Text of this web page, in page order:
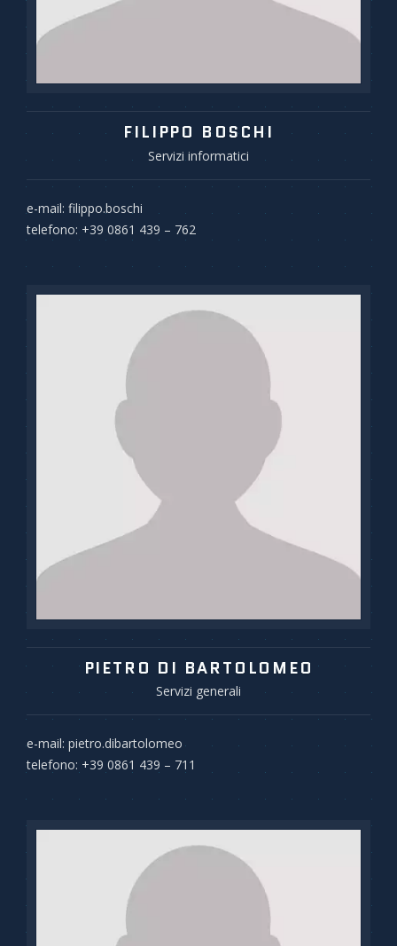
FILIPPO BOSCHI
Servizi informatici
e-mail: filippo.boschi
telefono: +39 0861 439 – 762
PIETRO DI BARTOLOMEO
Servizi generali
e-mail: pietro.dibartolomeo
telefono: +39 0861 439 – 711